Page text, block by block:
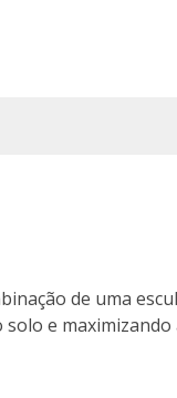
de uma
e